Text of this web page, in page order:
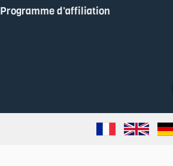
Programme d'affiliation